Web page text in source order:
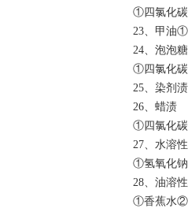
①四氯化
23、甲油
24、泡泡
①四氯化
25、染剂
26、蜡渍
①四氯化
27、水溶
①氢氧化
28、油溶
①香蕉水②